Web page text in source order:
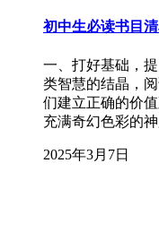
初中生必读书目
一、打好基础，
类智慧的结晶，
们建立正确的价
充满奇幻色彩的
2025年3月7日